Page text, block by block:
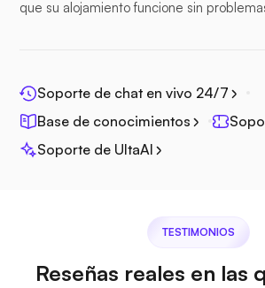
Fotoprisma
que su alojamiento funcione sin
Soporte de chat en vivo 24/7
Base de conocimientos
Soporte de UltaAI
TESTIMONIOS
Reseñas reales en las